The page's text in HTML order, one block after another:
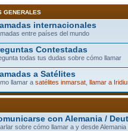
GENERALES
internacionales
entre países del mundo
Contestadas
todas tus dudas sobre cómo llamar
a Satélites
llamar a satélites inmarsat, llamar a
con Alemania /
sobre cómo llamar a y desde Alemania